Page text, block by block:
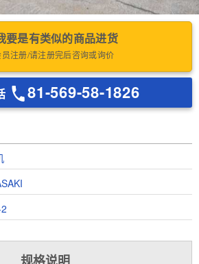
要是有类似的商品进货
注册/请注册完后咨询或询价
81-569-58-1826